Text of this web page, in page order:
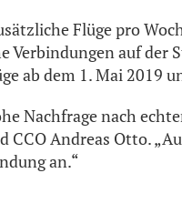
Flüge pro
auf der
ab dem 1. Mai 2019
Nachfrage nach
Andreas Otto.
an.“